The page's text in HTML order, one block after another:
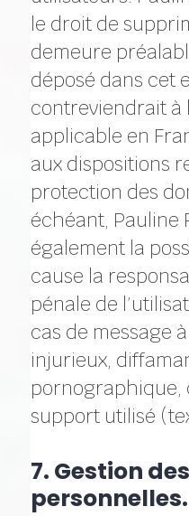
le droit de
demeure
déposé dans cet
contreviendrait à
applicable en
aux dispositions
protection des
échéant, Pauline
également la
cause la
pénale de
cas de message
injurieux,
pornographique,
support utilisé
7. Gestion
personnelles.